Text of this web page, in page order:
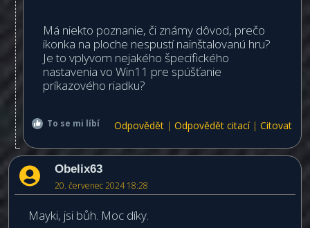
Má niekto poznanie, či známy dôvod, prečo
ikonka na ploche nespustí nainštalovanú hru?
Je to vplyvom nejakého špecifického
nastavenia vo Win11 pre spúšťanie
príkazového riadku?
To se mi líbí Odpovědět | Odpovědět citací| Citovat
Obelix63
20. červenec 2024 18:28
Mayki, jsi bůh. Moc díky.